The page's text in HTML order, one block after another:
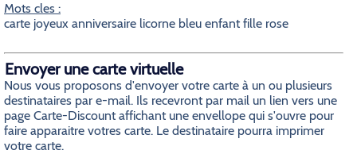
Mots cles :
carte joyeux anniversaire licorne bleu enfant fille rose
Envoyer une carte virtuelle
Nous vous proposons d'envoyer votre carte à un ou plusieurs
destinataires par e-mail. Ils recevront par mail un lien vers une
page Carte-Discount affichant une envellope qui s'ouvre pour
faire apparaitre votres carte. Le destinataire pourra imprimer
votre carte.